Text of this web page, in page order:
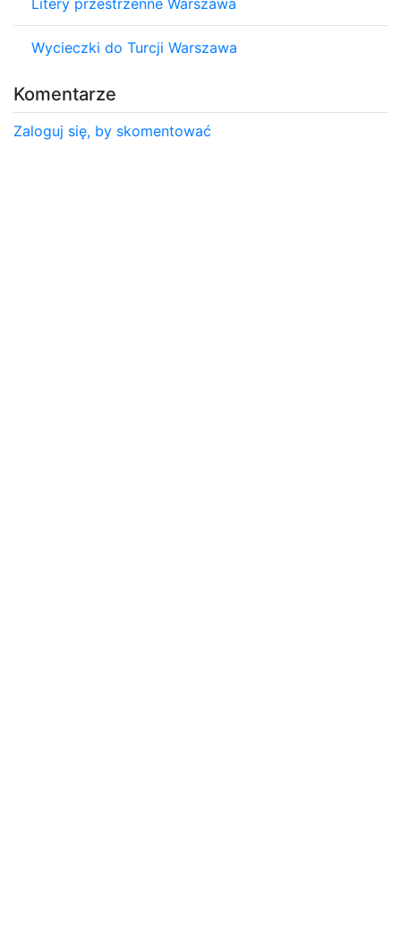
Wycieczki do Turcji Warszawa
Komentarze
Zaloguj się, by skomentować